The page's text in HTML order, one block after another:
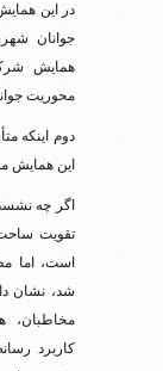
در این
جوانان
همایش
محوریت
دوم اینکه
این همایش
اگر چه
تقویت
است، اما
شد، نشان
مخاطبان،
کاربرد